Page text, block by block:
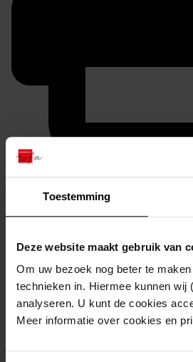
Toestemming
Deze website maakt gebruik van
Om uw bezoek nog beter te
technieken in. Hiermee kunnen wij
analyseren. U kunt de cookies
Meer informatie over cookies en
Printen
duurzaam webadres
Inventaris
Inv.nrs. 701-800
Datering: